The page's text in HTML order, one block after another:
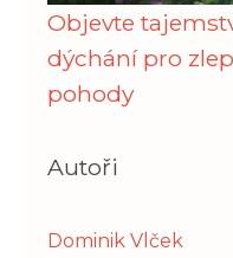
Objevte
dýchání pro
pohody
Autoři
Dominik Vlček